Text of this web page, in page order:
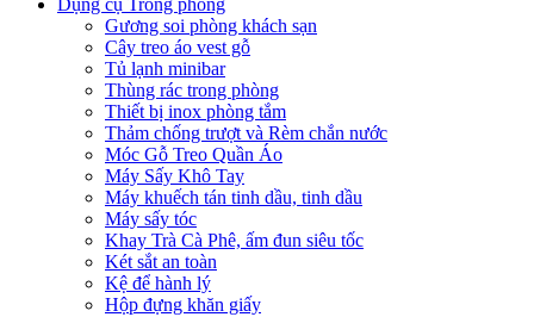
Dụng cụ Trong phòng
Gương soi phòng khách sạn
Cây treo áo vest gỗ
Tủ lạnh minibar
Thùng rác trong phòng
Thiết bị inox phòng tắm
Thảm chống trượt và Rèm chắn nước
Móc Gỗ Treo Quần Áo
Máy Sấy Khô Tay
Máy khuếch tán tinh dầu, tinh dầu
Máy sấy tóc
Khay Trà Cà Phê, ấm đun siêu tốc
Két sắt an toàn
Kệ để hành lý
Hộp đựng khăn giấy